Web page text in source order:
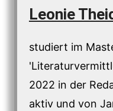
Leonie
studiert im
2022 in der
aktiv und von